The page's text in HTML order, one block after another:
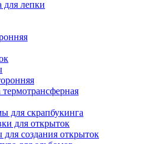
для лепки
для скрапбукинга
для открыток
создания открыток